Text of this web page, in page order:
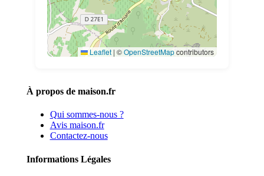
Leaflet | ©OpenStreetMapcontributors
À propos de maison.fr
Qui sommes-nous ?
Avis maison.fr
Contactez-nous
Informations Légales